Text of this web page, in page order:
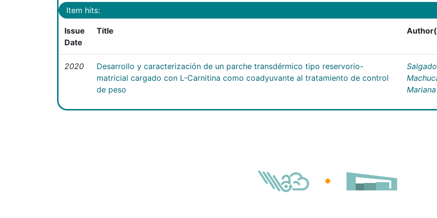
Item hits:
Issue
Date
Title
2020
Desarrollo y caracterización de un parche transdérmico tipo reservorio-
matricial cargado con L-Carnitina como coadyuvante al tratamiento de control
de peso
Salgado
Mariana